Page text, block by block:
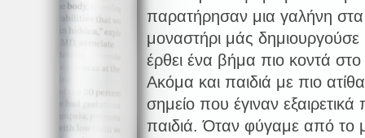
παρατήρησαν μια γαλήνη
μοναστήρι μάς δημιουργούσε
έρθει ένα βήμα πιο κοντά
Ακόμα και παιδιά με πιο
σημείο που έγιναν
παιδιά. Όταν φύγαμε από το